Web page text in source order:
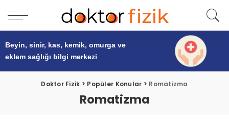
Beyin, sinir, kas, kemik, omurga ve
eklem sağlığı bilgi merkezi
Doktor Fizik > Popüler Konular > Romatizma
Romatizma